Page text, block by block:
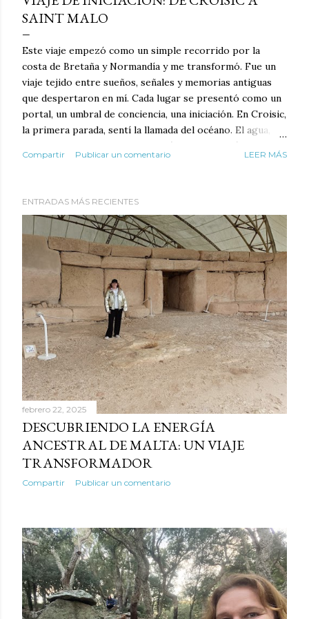
SAINT MALO
Este viaje empezó como un simple recorrido por la
costa de Bretaña y Normandía y me transformó. Fue un
viaje tejido entre sueños, señales y memorias antiguas
que despertaron en mí. Cada lugar se presentó como un
portal, un umbral de conciencia, una iniciación. En Croisic,
la primera parada, sentí la llamada del océano. El agua,
inmensa y silenciosa, me devolvió al origen. Allí, mis
sueños me hablaban de la confianza en lo invisible:
Carnac, los megalitos se alzaban como guardianes de la
memoria ancestral. Entre esas piedras milenarias se
abrió un recuerdo profundo: el de los pueblos antiguos
que sabían escuchar la Tierra y alinearse con las
estrellas. Allí viví una iniciación de enraizamiento y de
poder. Fue como si cada piedra me susurrara: “Eres
parte de esta cadena, eres guardiana de la memoria viva.”
De esta conexión na...
Compartir Publicar un comentario LEER MÁS
ENTRADAS MÁS RECIENTES
febrero 22, 2025
DESCUBRIENDO LA ENERGÍA
ANCESTRAL DE MALTA: UN VIAJE
TRANSFORMADOR
Compartir Publicar un comentario